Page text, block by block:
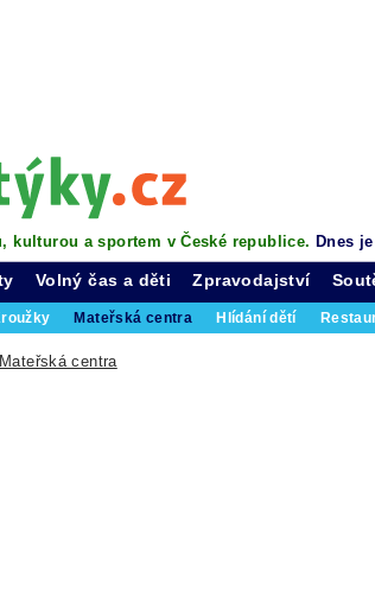
kulturou a sportem v České republice. Dnes
Volný čas a děti
Mateřská centra Hlídání dětí
Zpravodajství
Mateřská centra